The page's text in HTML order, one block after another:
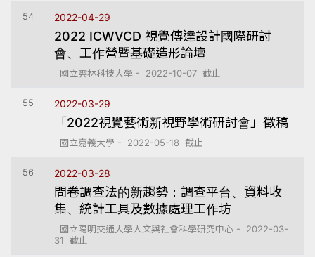
54 2022-04-29
2022 ICWVCD 視覺傳達設計國際研討
會、工作營暨基礎造形論壇
國立雲林科技大學 - 2022-10-07 截止
55 2022-03-29
「2022視覺藝術新視野學術研討會」徵稿
國立嘉義大學 - 2022-05-18 截止
56 2022-03-28
問卷調查法的新趨勢：調查平台、資料收
集、統計工具及數據處理工作坊
國立陽明交通大學人文與社會科學研究中心 - 2022-03-
31 截止